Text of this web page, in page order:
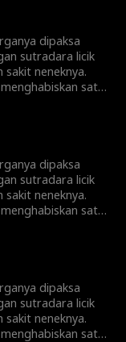
dengan
negeri selama
restoran. Takdir
Sera dan
Sera
terlupakan dari
dipaksa
sutradara licik
neneknya.
satu
dengan
negeri selama
restoran. Takdir
Sera dan
Sera
terlupakan dari
dipaksa
sutradara licik
neneknya.
satu
dengan
negeri selama
restoran. Takdir
Sera dan
Sera
terlupakan dari
dipaksa
sutradara licik
neneknya.
satu